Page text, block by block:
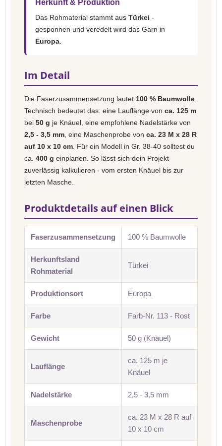
Herkunft & Produktion
Das Rohmaterial stammt aus Türkei -
gesponnen und veredelt wird das Garn in
Europa
Im Detail
Die Faserzusammensetzung lautet 100 % Baumwolle
Technisch bedeutet das: eine Lauflänge von ca. 125 m
bei 50 g je Knäuel, eine empfohlene Nadelstärke von
2,5 - 3,5 mm , eine Maschenprobe von ca. 23 M x 28 R
auf 10 x 10 cm . Für ein Modell in Gr. 38-40 solltest du
ca. 400 g einplanen. So lässt sich dein Projekt
zuverlässig kalkulieren - vom ersten Knäuel bis zur
letzten Masche.
Produktdetails auf einen Blick
Faserzusammensetzung 100 % Baumwolle
Herkunftsland
Rohmaterial
Türkei
Produktionsort Europa
Farbe Farb-Nr. 113 - Rost
Gewicht 50 g (Knäuel)
Lauflänge
ca. 125 m je
Knäuel
Nadelstärke 2,5 - 3,5 mm
Maschenprobe
ca. 23 M x 28 R auf
10 x 10 cm